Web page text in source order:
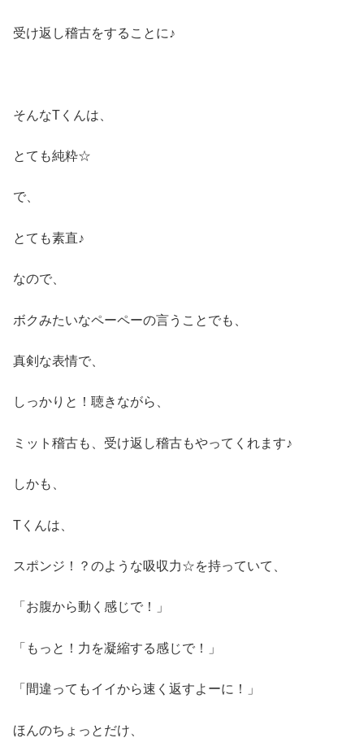
受け返し稽古をすることに♪
そんなTくんは、
とても純粋☆
で、
とても素直♪
なので、
ボクみたいなペーペーの言うことでも、
真剣な表情で、
しっかりと！聴きながら、
ミット稽古も、受け返し稽古もやってくれます♪
しかも、
Tくんは、
スポンジ！？のような吸収力☆を持っていて、
「お腹から動く感じで！」
「もっと！力を凝縮する感じで！」
「間違ってもイイから速く返すよーに！」
ほんのちょっとだけ、